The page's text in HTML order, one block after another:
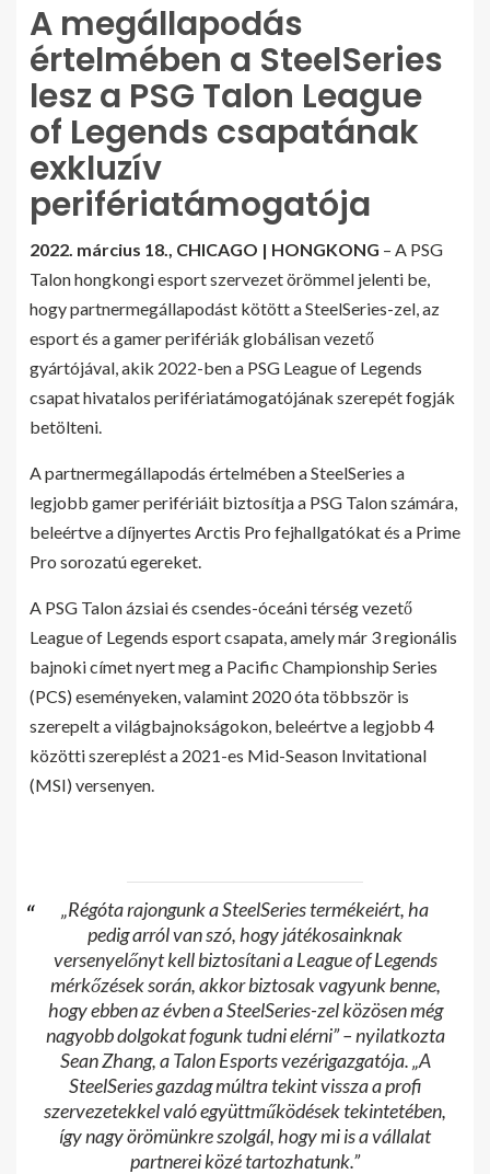
A megállapodás
értelmében a SteelSeries
lesz a PSG Talon League
of Legends csapatának
exkluzív
perifériatámogatója
2022. március 18., CHICAGO | HONGKONG – A PSG
Talon hongkongi esport szervezet örömmel jelenti be,
hogy partnermegállapodást kötött a SteelSeries-zel, az
esport és a gamer perifériák globálisan vezető
gyártójával, akik 2022-ben a PSG League of Legends
csapat hivatalos perifériatámogatójának szerepét fogják
betölteni.
A partnermegállapodás értelmében a SteelSeries a
legjobb gamer perifériáit biztosítja a PSG Talon számára,
beleértve a díjnyertes Arctis Pro fejhallgatókat és a Prime
Pro sorozatú egereket.
A PSG Talon ázsiai és csendes-óceáni térség vezető
League of Legends esport csapata, amely már 3 regionális
bajnoki címet nyert meg a Pacific Championship Series
(PCS) eseményeken, valamint 2020 óta többször is
szerepelt a világbajnokságokon, beleértve a legjobb 4
közötti szereplést a 2021-es Mid-Season Invitational
(MSI) versenyen.
„Régóta rajongunk a SteelSeries termékeiért, ha
pedig arról van szó, hogy játékosainknak
versenyelőnyt kell biztosítani a League of Legends
mérkőzések során, akkor biztosak vagyunk benne,
hogy ebben az évben a SteelSeries-zel közösen még
nagyobb dolgokat fogunk tudni elérni” – nyilatkozta
Sean Zhang, a Talon Esports vezérigazgatója. „A
SteelSeries gazdag múltra tekint vissza a profi
szervezetekkel való együttműködések tekintetében,
így nagy örömünkre szolgál, hogy mi is a vállalat
partnerei közé tartozhatunk.”